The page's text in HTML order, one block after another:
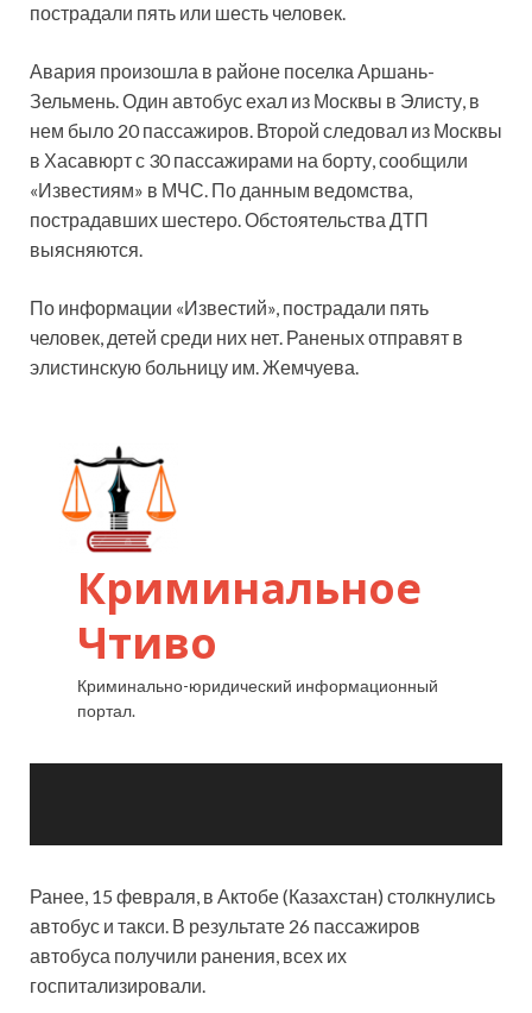
пострадали пять или шесть человек.
Авария произошла в районе поселка Аршань-
Зельмень. Один автобус ехал из Москвы в Элисту, в
нем было 20 пассажиров. Второй следовал из Москвы
в Хасавюрт с 30 пассажирами на борту, сообщили
«Известиям» в МЧС. По данным ведомства,
пострадавших шестеро. Обстоятельства ДТП
выясняются.
По информации «Известий», пострадали пять
человек, детей среди них нет. Раненых отправят в
элистинскую больницу им. Жемчуева.
Ранее, 15 февраля, в Актобе (Казахстан) столкнулись
автобус и такси. В результате 26 пассажиров
автобуса получили ранения, всех их
госпитализировали.